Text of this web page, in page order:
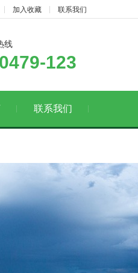
加入收藏 联系我们
线
123
联系我们